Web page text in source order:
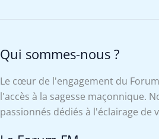
Qui sommes-nous ?
Le cœur de l'engagement du
l'accès à la sagesse maçonnique.
passionnés dédiés à l'éclairage de